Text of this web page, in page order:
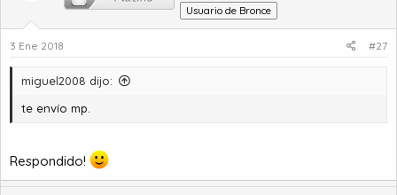
Usuario de Bronce
3 Ene 2018 #27
miguel2008 dijo:
te envío mp.
Respondido!